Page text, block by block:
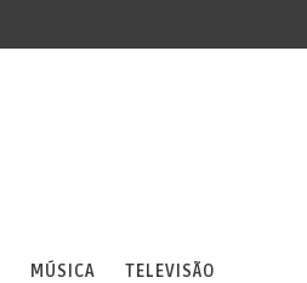
MÚSICA TELEVISÃO